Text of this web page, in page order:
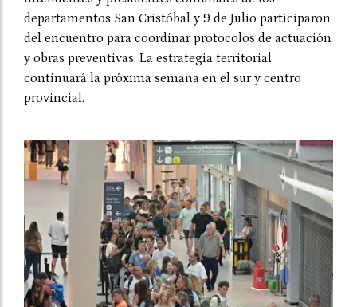
departamentos San Cristóbal y 9 de Julio participaron
del encuentro para coordinar protocolos de actuación
y obras preventivas. La estrategia territorial
continuará la próxima semana en el sur y centro
provincial.